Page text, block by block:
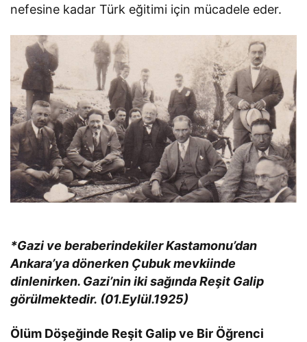
nefesine kadar Türk eğitimi için mücadele eder.
*Gazi ve beraberindekiler Kastamonu’dan
Ankara’ya dönerken Çubuk mevkiinde
dinlenirken. Gazi’niniki sağında Reşit Galip
görülmektedir. (01.Eylül.1925)
Ölüm Döşeğinde Reşit Galip ve Bir Öğrenci